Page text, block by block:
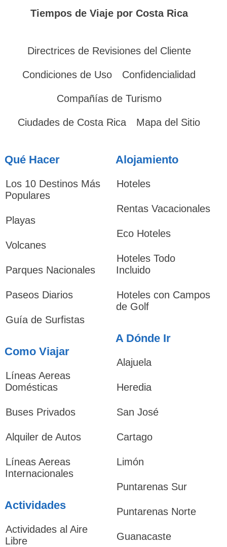
Tiempos de Viaje por Costa Rica
Directrices de Revisiones del Cliente
Condiciones de Uso Confidencialidad
Compañías de Turismo
Ciudades de Costa Rica Mapa del Sitio
Qué Hacer
Los 10 Destinos Más
Populares
Playas
Volcanes
Parques Nacionales
Paseos Diarios
Guía de Surfistas
Como Viajar
Líneas Aereas
Domésticas
Buses Privados
Alquiler de Autos
Líneas Aereas
Internacionales
Actividades
Actividades al Aire
Libre
Alojamiento
Hoteles
Rentas Vacacionales
Eco Hoteles
Hoteles Todo
Incluido
Hoteles con Campos
de Golf
A Dónde Ir
Alajuela
Heredia
San José
Cartago
Limón
Puntarenas Sur
Puntarenas Norte
Guanacaste